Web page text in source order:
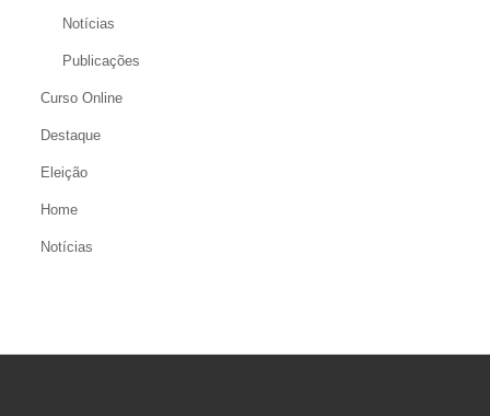
Notícias
Publicações
Curso Online
Destaque
Eleição
Home
Notícias